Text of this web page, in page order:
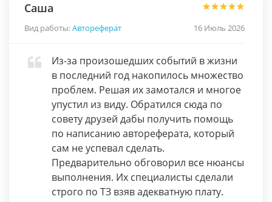
Саша
Вид работы:Автореферат 16 Июль 2026
Из-за произошедших событий в жизни
в последний год накопилось множество
проблем. Решая их замотался и многое
упустил из виду. Обратился сюда по
совету друзей дабы получить помощь
по написанию автореферата, который
сам не успевал сделать.
Предварительно обговорил все нюансы
выполнения. Их специалисты сделали
строго по ТЗ взяв адекватную плату.